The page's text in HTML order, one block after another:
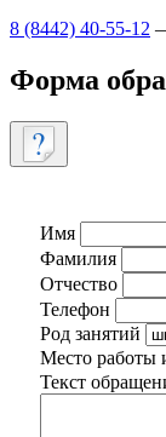
8 (8442) 40-55-12
Форма
Имя
Фамилия
Отчество
Телефон
Род занятий
Место работы
Текст